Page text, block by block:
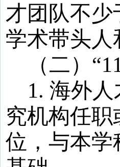
才团队不少
学术带头
（二） “
1. 海外人
究机构任
位，与本学